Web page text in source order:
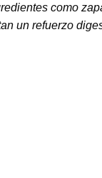
como
un refuerzo